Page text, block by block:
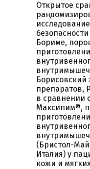
Открытое
Бориме,
Борисовский
препаратов,
в сравнении
Максипим®,
(Бристол-
Италия) у
кожи и